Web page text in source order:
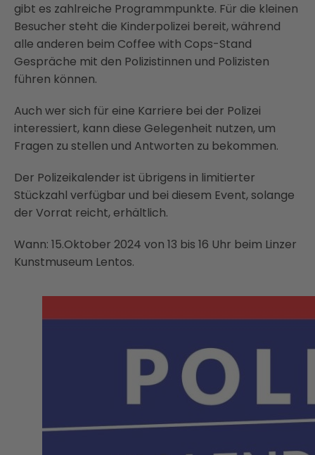
gibt es zahlreiche Programmpunkte. Für die kleinen
Besucher steht die Kinderpolizei bereit, während
alle anderen beim Coffee with Cops-Stand
Gespräche mit den Polizistinnen und Polizisten
führen können.
Auch wer sich für eine Karriere bei der Polizei
interessiert, kann diese Gelegenheit nutzen, um
Fragen zu stellen und Antworten zu bekommen.
Der Polizeikalender ist übrigens in limitierter
Stückzahl verfügbar und bei diesem Event, solange
der Vorrat reicht, erhältlich.
Wann: 15.Oktober 2024 von 13 bis 16 Uhr beim Linzer
Kunstmuseum Lentos.